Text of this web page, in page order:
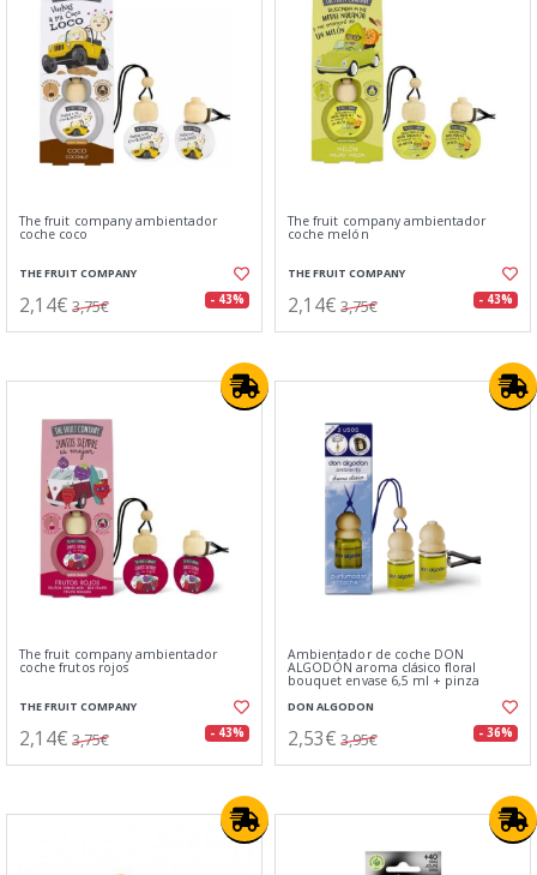
The fruit company ambientador
coche coco
THE FRUIT COMPANY
2,14€ 3,75€ - 43%
The fruit company ambientador
coche melón
THE FRUIT COMPANY
2,14€ 3,75€ - 43%
The fruit company ambientador
coche frutos rojos
THE FRUIT COMPANY
2,14€ 3,75€ - 43%
Ambientador de coche DON
ALGODÓN aroma clásico floral
bouquet envase 6,5 ml + pinza
DON ALGODON
2,53€ 3,95€ - 36%